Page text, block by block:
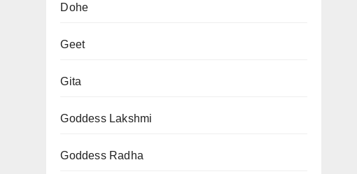
Dohe
Geet
Gita
Goddess Lakshmi
Goddess Radha